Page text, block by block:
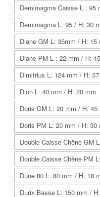
Demimagma Caisse L : 95
Demimagma L: 95 / H: 30
Diane GM L: 35mm / H: 15
Diane PM L : 22 mm / H:
Dimitrius L: 124 mm / H:
Dion L: 40 mm / H: 20 mm
Doris GM L: 20 mm / H: 45
Doris PM L: 20 mm / H: 30
Double Caisse Chêne GM
Double Caisse Chêne PM
Dune 80 L: 80 mm / H: 18
Durix Basse L: 150 mm /